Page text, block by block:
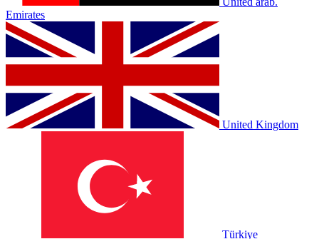
Emirates
United Kingdom
Türkiye